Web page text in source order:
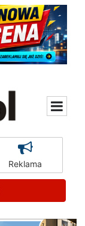
Reklama